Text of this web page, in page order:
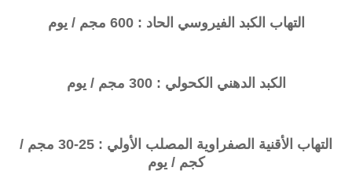
التهاب الكبد الفيروسي الحاد : 600 مجم / يوم
الكبد الدهني الكحولي : 300 مجم / يوم
التهاب الأقنية الصفراوية المصلب الأولي
: 25-30 مجم /
كجم / يوم